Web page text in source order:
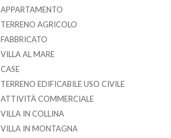
APPARTAMENTO
TERRENO AGRICOLO
FABBRICATO
VILLA AL MARE
CASE
TERRENO EDIFICABILE USO CIVILE
ATTIVITÀ COMMERCIALE
VILLA IN COLLINA
VILLA IN MONTAGNA